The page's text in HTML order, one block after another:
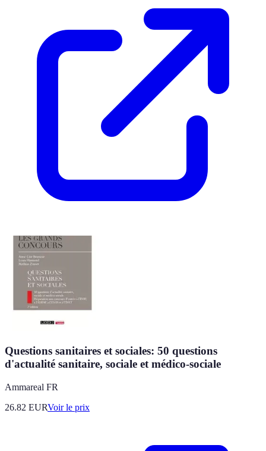
Questions sanitaires et sociales: 50 questions
d'actualité sanitaire, sociale et médico-sociale
Ammareal FR
26.82 EURVoir le prix